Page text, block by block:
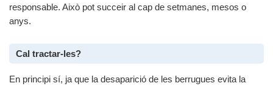
responsable. Això pot succeir al cap de setmanes, mesos o
anys.
Cal tractar-les?
En principi sí, ja que la desaparició de les berrugues evita la